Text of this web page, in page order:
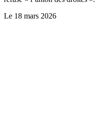
Le 18 mars 2026